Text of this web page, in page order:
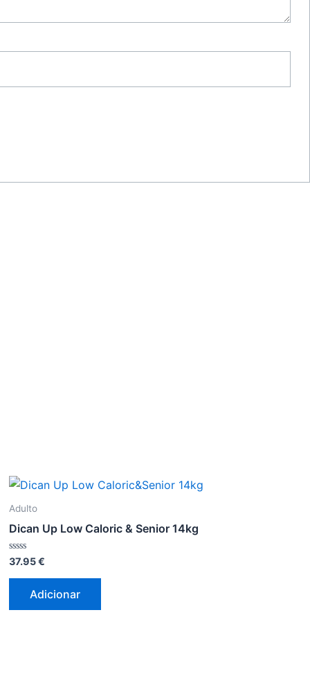
Adulto
Dican Up Low Caloric & Senior 14kg
Avaliação
0
de
37.95€
Adicionar